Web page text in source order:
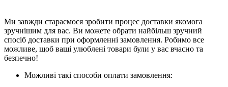
Ми завжди стараємося зробити процес доставки якомога
зручнішим для вас. Ви можете обрати найбільш зручний
спосіб доставки при оформленні замовлення. Робимо все
можливе, щоб ваші улюблені товари були у вас вчасно та
безпечно!
Можливі такі способи оплати замовлення: